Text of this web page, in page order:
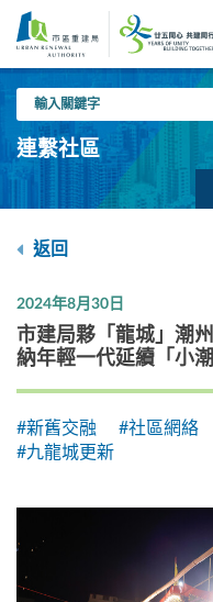
要
入
關
鍵
連繫社區
返回
2024年8月30日
市建局夥「龍城」潮
納年輕一代延續「小
#新舊交融 #社區網絡
#九龍城更新